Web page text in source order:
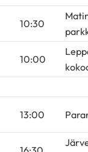
10:30
10:00
13:00